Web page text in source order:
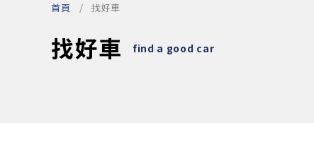
首頁 找好車
找好車 find a good car